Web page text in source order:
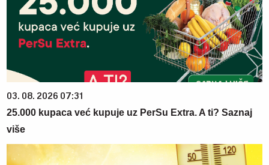
03. 08. 2026 07:31
25.000 kupaca već kupuje uz PerSu Extra. A ti? Saznaj
više